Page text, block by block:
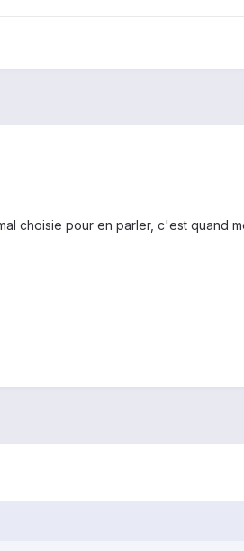
choisie pour en parler, c'est quand